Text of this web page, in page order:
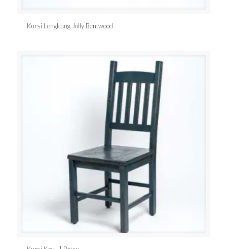
Kursi Lengkung Jolly Bentwood